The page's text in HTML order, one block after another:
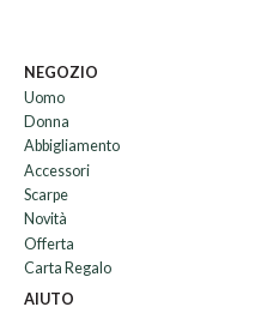
NEGOZIO
Uomo
Donna
Abbigliamento
Accessori
Scarpe
Novità
Offerta
Carta Regalo
AIUTO